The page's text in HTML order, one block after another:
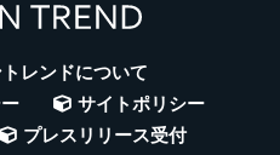
レンドについて
サイトポリシー
プレスリリース受付